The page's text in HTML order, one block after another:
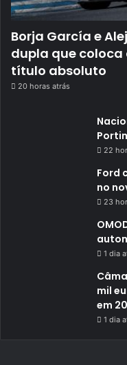
Borja García e
dupla que coloca
título absoluto
20 horas atrás
22
Ford
no
23
1 dia
mil
em
1 dia